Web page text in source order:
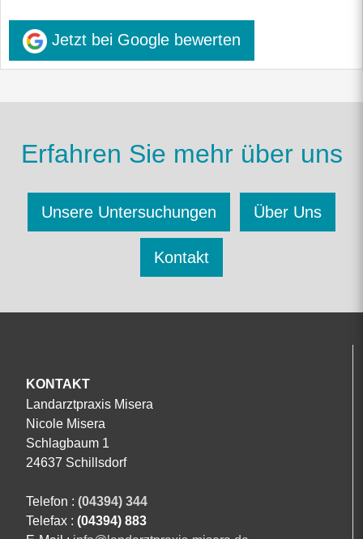
Jetzt bei Google bewerten
Erfahren Sie mehr über uns
Unsere Untersuchungen Über Uns
Kontakt
KONTAKT
Landarztpraxis Misera
Nicole Misera
Schlagbaum 1
24637 Schillsdorf
Telefon : (04394) 344
Telefax : (04394) 883